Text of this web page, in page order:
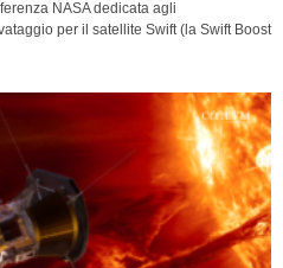
NASA dedicata agli
per il satellite Swift (la Swift Boost